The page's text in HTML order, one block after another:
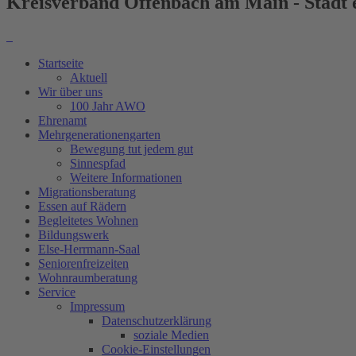
Startseite
Aktuell
Wir über uns
100 Jahr AWO
Ehrenamt
Mehrgenerationengarten
Bewegung tut jedem gut
Sinnespfad
Weitere Informationen
Migrationsberatung
Essen auf Rädern
Begleitetes Wohnen
Bildungswerk
Else-Herrmann-Saal
Seniorenfreizeiten
Wohnraumberatung
Service
Impressum
Datenschutzerklärung
soziale Medien
Cookie-Einstellungen